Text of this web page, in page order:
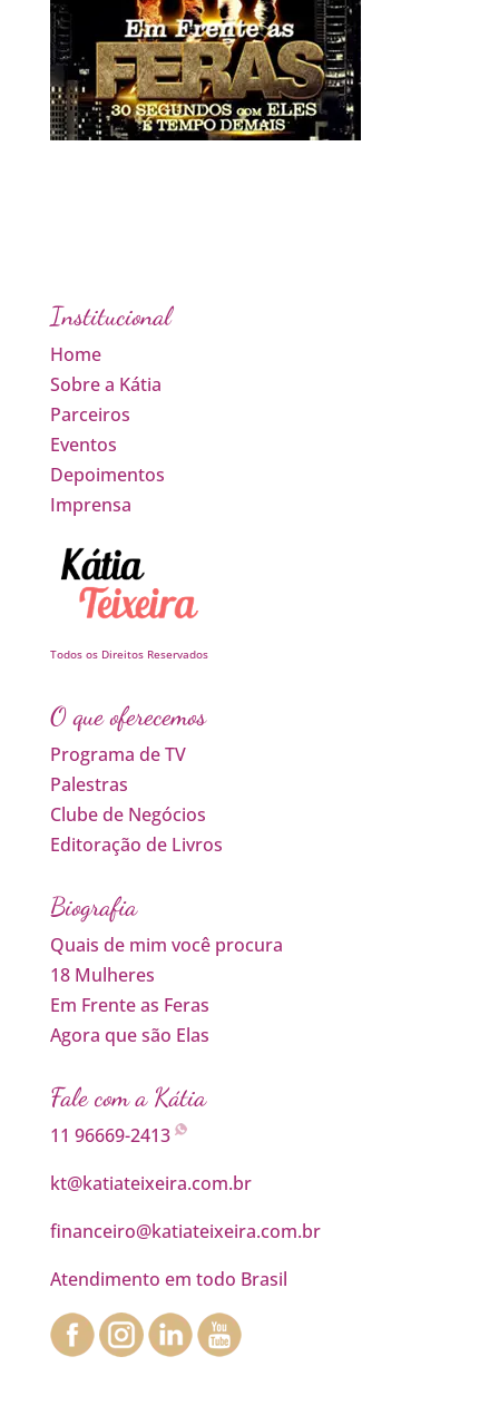
Institucional
Home
Sobre a Kátia
Parceiros
Eventos
Depoimentos
Imprensa
Todos os Direitos Reservados
O que oferecemos
Programa de TV
Palestras
Clube de Negócios
Editoração de Livros
Biografia
Quais de mim você procura
18 Mulheres
Em Frente as Feras
Agora que são Elas
Fale com a Kátia
11 96669-2413
kt@katiateixeira.com.br
financeiro@katiateixeira.com.br
Atendimento em todo Brasil